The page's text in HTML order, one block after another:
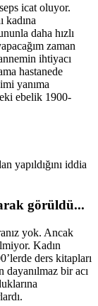
icat oluyor.
kadına
daha hızlı
zaman
ihtiyacı
hastanede
yanıma
ebelik 1900-
yapıldığını iddia
görüldü...
yok. Ancak
Kadın
ders kitapları
dayanılmaz bir acı